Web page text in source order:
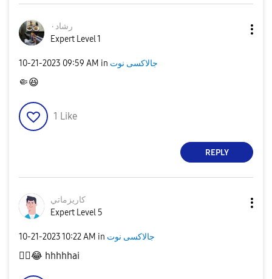
رشاد٠
Expert Level 1
‎10-21-2023 09:59 AM in جالاكسى نوت
🤏😆
1 Like
REPLY
كاريزماتي
Expert Level 5
‎10-21-202310:22 AM in جالاكسى نوت
👍🏻😂 hhhhhai